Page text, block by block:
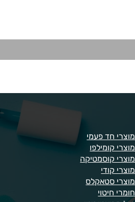
מוצרי חד פעמי
מוצרי קומילפו
מוצרי קוסמטיקה
מוצרי קודי
מוצרי סטאקלס
חומרי חיטוי